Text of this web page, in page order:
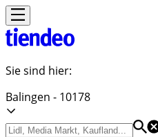
Sie sind hier:
Balingen - 10178